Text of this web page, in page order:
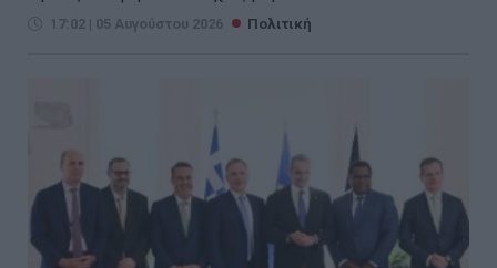
17:02 | 05 Αυγούστου 2026 Πολιτική